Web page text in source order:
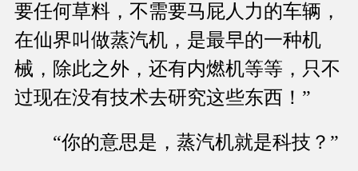
要任何草料，不需要马屁人力的车辆，
在仙界叫做蒸汽机，是最早的一种机
械，除此之外，还有内燃机等等，只不
过现在没有技术去研究这些东西！”
“你的意思是，蒸汽机就是科技？”